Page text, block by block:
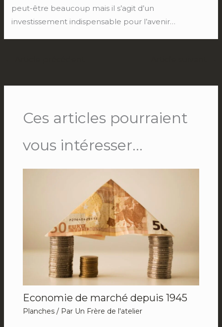
peut-être beaucoup mais il s’agit d’un
investissement indispensable pour l’avenir…
Ces articles pourraient
vous intéresser...
Economie de marché depuis 1945
Planches/ Par Un Frère de l'atelier